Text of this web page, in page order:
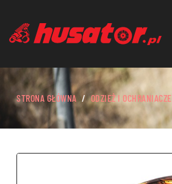
STRONA GŁÓWNA ODZIEŻ I OCHRANIACZE